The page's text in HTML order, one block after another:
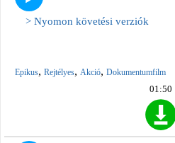
> Nyomon követési verziók
Epikus, Rejtélyes, Akció, Dokumentumfilm
01:50